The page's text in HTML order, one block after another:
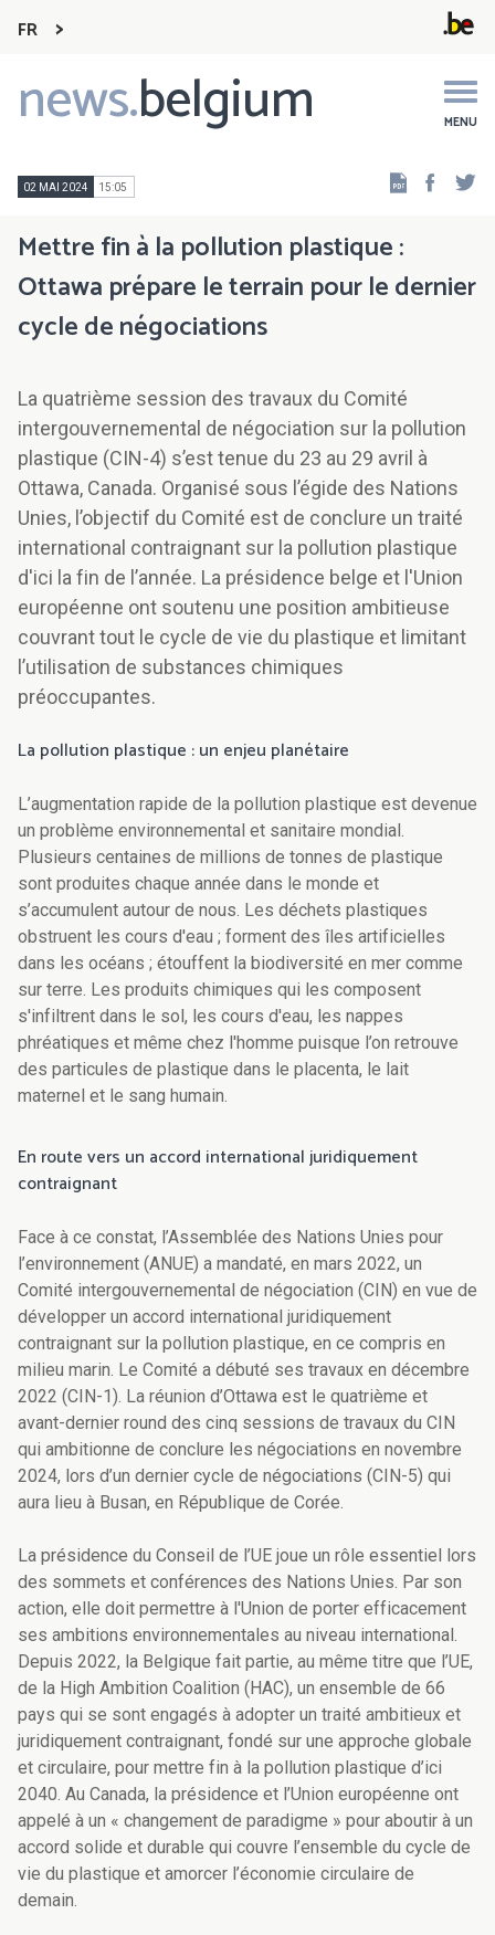
FR
news.belgium MENU
Main
navigation
02 MAI 2024 15:05
Mettre fin à la pollution plastique :
Ottawa prépare le terrain pour le dernier
cycle de négociations
La quatrième session des travaux du Comité
intergouvernemental de négociation sur la pollution
plastique (CIN-4) s’est tenue du 23 au 29 avril à
Ottawa, Canada. Organisé sous l’égide des Nations
Unies, l’objectif du Comité est de conclure un traité
international contraignant sur la pollution plastique
d'ici la fin de l’année. La présidence belge et l'Union
européenne ont soutenu une position ambitieuse
couvrant tout le cycle de vie du plastique et limitant
l’utilisation de substances chimiques
préoccupantes.
La pollution plastique : un enjeu planétaire
L’augmentation rapide de la pollution plastique est devenue
un problème environnemental et sanitaire mondial.
Plusieurs centaines de millions de tonnes de plastique
sont produites chaque année dans le monde et
s’accumulent autour de nous. Les déchets plastiques
obstruent les cours d'eau ; forment des îles artificielles
dans les océans ; étouffent la biodiversité en mer comme
sur terre. Les produits chimiques qui les composent
s'infiltrent dans le sol, les cours d'eau, les nappes
phréatiques et même chez l'homme puisque l’on retrouve
des particules de plastique dans le placenta, le lait
maternel et le sang humain.
En route vers un accord international juridiquement
contraignant
Face à ce constat, l’Assemblée des Nations Unies pour
l’environnement (ANUE) a mandaté, en mars 2022, un
Comité intergouvernemental de négociation (CIN) en vue de
développer un accord international juridiquement
contraignant sur la pollution plastique, en ce compris en
milieu marin. Le Comité a débuté ses travaux en décembre
2022 (CIN-1). La réunion d’Ottawa est le quatrième et
avant-dernier round des cinq sessions de travaux du CIN
qui ambitionne de conclure les négociations en novembre
2024, lors d’un dernier cycle de négociations (CIN-5) qui
aura lieu à Busan, en République de Corée.
La présidence du Conseil de l’UE joue un rôle essentiel lors
des sommets et conférences des Nations Unies. Par son
action, elle doit permettre à l'Union de porter efficacement
ses ambitions environnementales au niveau international.
Depuis 2022, la Belgique fait partie, au même titre que l’UE,
de la High Ambition Coalition (HAC), un ensemble de 66
pays qui se sont engagés à adopter un traité ambitieux et
juridiquement contraignant, fondé sur une approche globale
et circulaire, pour mettre fin à la pollution plastique d’ici
2040. Au Canada, la présidence et l’Union européenne ont
appelé à un « changement de paradigme » pour aboutir à un
accord solide et durable qui couvre l’ensemble du cycle de
vie du plastique et amorcer l’économie circulaire de
demain.